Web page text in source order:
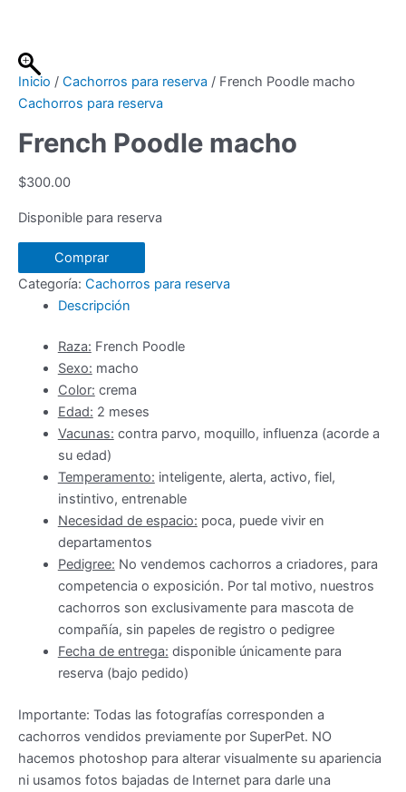
contenido
Inicio / Cachorros para reserva / French Poodle macho
Cachorros para reserva
French Poodle macho
$300.00
Disponible para reserva
French
Poodle
macho
Comprar
Categoría: Cachorros para reserva
Descripción
Raza: French Poodle
Sexo: macho
Color: crema
Edad: 2 meses
Vacunas: contra parvo, moquillo, influenza (acorde a
su edad)
Temperamento: inteligente, alerta, activo, fiel,
instintivo, entrenable
Necesidad de espacio: poca, puede vivir en
departamentos
Pedigree: No vendemos cachorros a criadores, para
competencia o exposición. Por tal motivo, nuestros
cachorros son exclusivamente para mascota de
compañía, sin papeles de registro o pedigree
Fecha de entrega: disponible únicamente para
reserva (bajo pedido)
Importante: Todas las fotografías corresponden a
cachorros vendidos previamente por SuperPet. NO
hacemos photoshop para alterar visualmente su apariencia
ni usamos fotos bajadas de Internet para darle una